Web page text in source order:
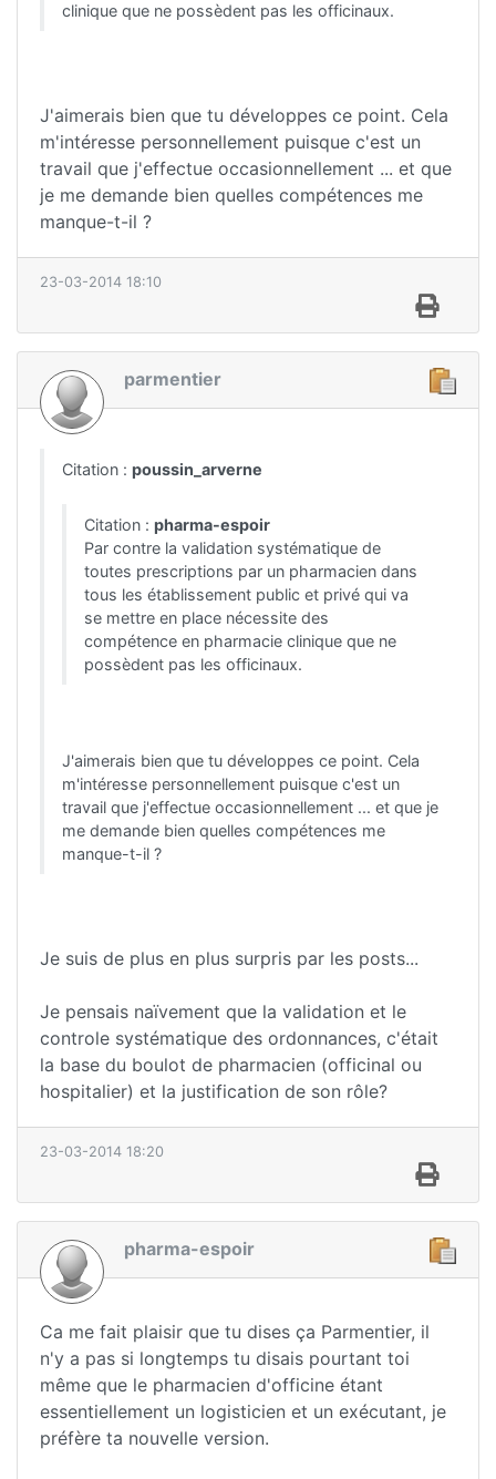
clinique que ne possèdent pas les officinaux.
J'aimerais bien que tu développes ce point. Cela
m'intéresse personnellement puisque c'est un
travail que j'effectue occasionnellement ... et que
je me demande bien quelles compétences me
manque-t-il ?
23-03-2014 18:10
parmentier
Citation : poussin_arverne
Citation : pharma-espoir
Par contre la validation systématique de
toutes prescriptions par un pharmacien dans
tous les établissement public et privé qui va
se mettre en place nécessite des
compétence en pharmacie clinique que ne
possèdent pas les officinaux.
J'aimerais bien que tu développes ce point. Cela
m'intéresse personnellement puisque c'est un
travail que j'effectue occasionnellement ... et que je
me demande bien quelles compétences me
manque-t-il ?
Je suis de plus en plus surpris par les posts...
Je pensais naïvement que la validation et le
controle systématique des ordonnances, c'était
la base du boulot de pharmacien (officinal ou
hospitalier) et la justification de son rôle?
23-03-2014 18:20
pharma-espoir
Ca me fait plaisir que tu dises ça Parmentier, il
n'y a pas si longtemps tu disais pourtant toi
même que le pharmacien d'officine étant
essentiellement un logisticien et un exécutant, je
préfère ta nouvelle version.